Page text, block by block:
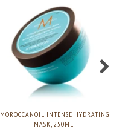
MOROCCANOIL INTENSE HYDRATING
MASK, 250ML.